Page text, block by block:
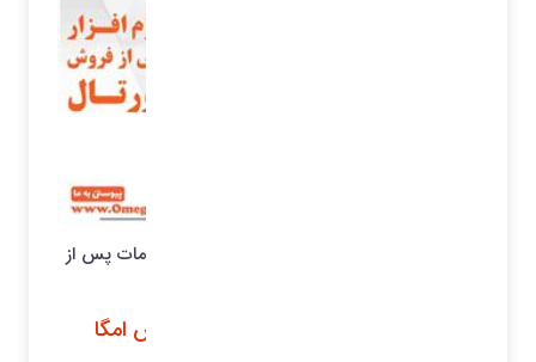
نرم افزار امگا بهترین و کاملترین نرم افزار خدمات پس از
مزایای نرم افزار خدمات پس از فروش امگا